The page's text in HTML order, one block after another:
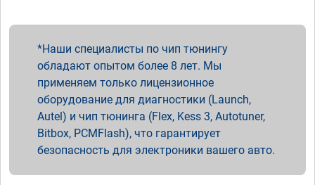
Наши специалисты по чип тюнингу
обладают опытом более 8 лет. Мы
применяем только лицензионное
оборудование для диагностики (Launch,
Autel) и чип тюнинга (Flex, Kess 3, Autotuner,
Bitbox, PCMFlash), что гарантирует
безопасность для электроники вашего авто.